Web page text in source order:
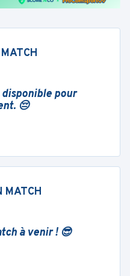
pour
😔
MATCH
à venir ! 😎